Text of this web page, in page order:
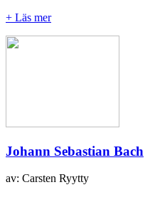
+ Läs mer
Johann Sebastian Bach
av: Carsten Ryytty